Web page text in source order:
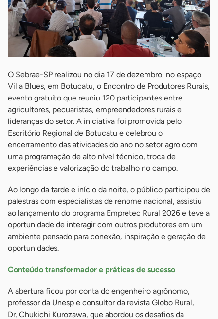
O Sebrae-SP realizou no dia 17 de dezembro, no espaço
Villa Blues, em Botucatu, o Encontro de Produtores Rurais,
evento gratuito que reuniu 120 participantes entre
agricultores, pecuaristas, empreendedores rurais e
lideranças do setor. A iniciativa foi promovida pelo
Escritório Regional de Botucatu e celebrou o
encerramento das atividades do ano no setor agro com
uma programação de alto nível técnico, troca de
experiências e valorização do trabalho no campo.
Ao longo da tarde e início da noite, o público participou de
palestras com especialistas de renome nacional, assistiu
ao lançamento do programa Empretec Rural 2026 e teve a
oportunidade de interagir com outros produtores em um
ambiente pensado para conexão, inspiração e geração de
oportunidades.
Conteúdo transformador e práticas de sucesso
A abertura ficou por conta do engenheiro agrônomo,
professor da Unesp e consultor da revista Globo Rural,
Dr. Chukichi Kurozawa, que abordou os desafios da